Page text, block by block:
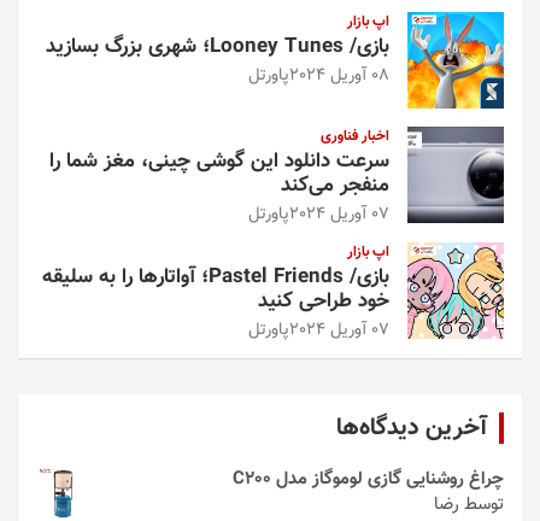
اپ بازار
بازی/ Looney Tunes؛ شهری بزرگ بسازید
08 آوریل 2024 پاورتل
اخبار فناوری
سرعت دانلود این گوشی چینی، مغز شما را
منفجر می‌کند
07 آوریل 2024 پاورتل
اپ بازار
بازی/ Pastel Friends؛ آواتارها را به سلیقه
خود طراحی کنید
07 آوریل 2024 پاورتل
آخرین دیدگاه‌ها
چراغ روشنایی گازی لوموگاز مدل C200
توسط رضا